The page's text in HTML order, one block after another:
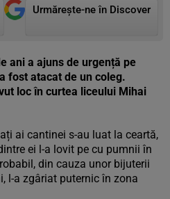
Urmărește-ne în Discover
ani a ajuns de urgență pe
fost atacat de un coleg.
loc în curtea liceului Mihai
ai cantinei s-au luat la ceartă,
ei l-a lovit pe cu pumnii în
din cauza unor bijuterii
l-a zgâriat puternic în zona